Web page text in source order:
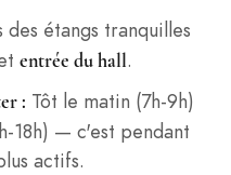
des étangs tranquilles
entrée du hall.
: Tôt le matin (7h-9h)
18h) — c'est pendant
actifs.